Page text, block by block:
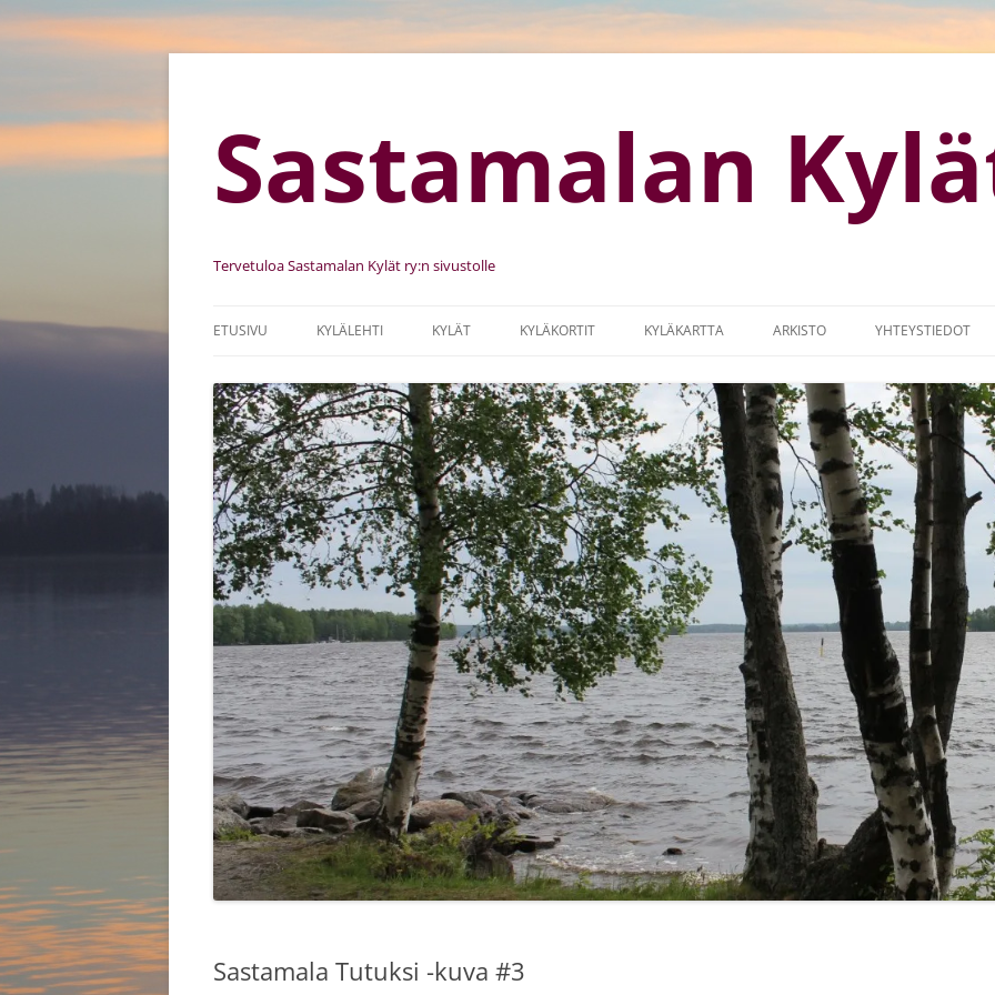
Sastamalan
Tervetuloa Sastamalan Kylät ry:n sivustolle
ETUSIVU
SÄÄNNÖT
JÄSENSEURAT
HALLITUS 2025
KYLÄLEHTI KYLÄT
KEHITTÄMISSUUNNITELMA
KYLÄKUVIA
KYLÄKOULUT
KYLIEN KIRKOT
KYLÄKORTIT KYLÄKARTTA ARKISTO
LOGO
MAASEUTUOHJELMA 2014-2017
SASTAMALA-RETKET 2014
PEEJIIN KOTISEUTURETKET 2015
”KYLÄT TUTUIKSI 2013”
SELVITYS: NUORET JA
KYLÄTOIMINTA
LINKIT
YHTEYSTIEDOT
Sastamala Tutuksi -kuva #3